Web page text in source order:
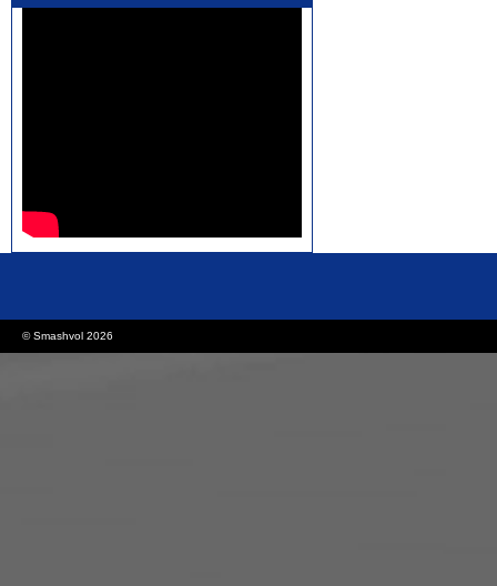
© Smashvol 2026